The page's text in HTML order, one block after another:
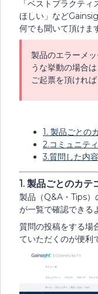
「ベストプラクテ
ほしい」など
何でも聞いて頂けま
製品のエラーメ
うな挙動の場合
ご起票を頂ければ
1. 製品ごとの
2.コミュニテ
​​​​​​​3.質問した内
1. 製品ごとのカテ
製品（Q&A・Tips）
が一覧で確認できる
質問の投稿をする場
ていただくのが便利